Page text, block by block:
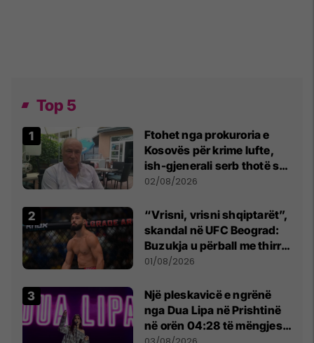
Top 5
Ftohet nga prokuroria e
Kosovës për krime lufte,
ish-gjenerali serb thotë se
dikush e tradhtoi në
02/08/2026
“Vrisni, vrisni shqiptarët”,
skandal në UFC Beograd:
Buzukja u përball me thirrje
anti-shqiptare nga
01/08/2026
Një pleskavicë e ngrënë
nga Dua Lipa në Prishtinë
në orën 04:28 të mëngjesit